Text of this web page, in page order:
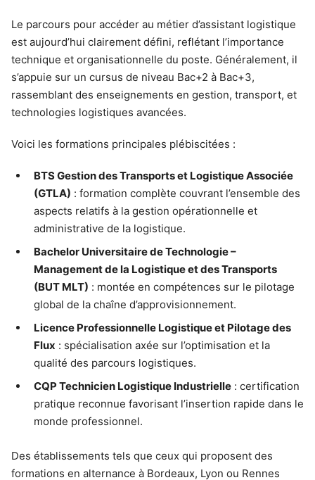
Le parcours pour accéder au métier d’assistant logistique
est aujourd’hui clairement défini, reflétant l’importance
technique et organisationnelle du poste. Généralement, il
s’appuie sur un cursus de niveau Bac+2 à Bac+3,
rassemblant des enseignements en gestion, transport, et
technologies logistiques avancées.
Voici les formations principales plébiscitées :
BTS Gestion des Transports et Logistique Associée
(GTLA) : formation complète couvrant l’ensemble des
aspects relatifs à la gestion opérationnelle et
administrative de la logistique.
Bachelor Universitaire de Technologie –
Management de la Logistique et des Transports
(BUT MLT) : montée en compétences sur le pilotage
global de la chaîne d’approvisionnement.
Licence Professionnelle Logistique et Pilotage des
Flux : spécialisation axée sur l’optimisation et la
qualité des parcours logistiques.
CQP Technicien Logistique Industrielle : certification
pratique reconnue favorisant l’insertion rapide dans le
monde professionnel.
Des établissements tels que ceux qui proposent des
formations en alternance à Bordeaux, Lyon ou Rennes